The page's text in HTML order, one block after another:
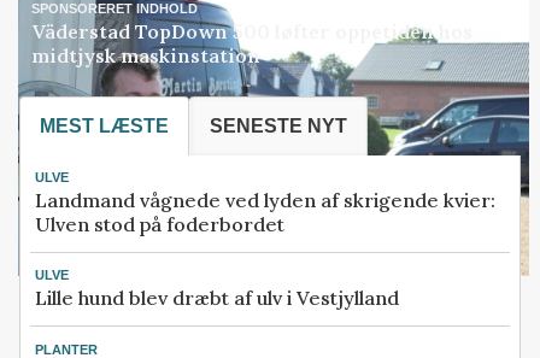
SPONSORERET INDHOLD
Väderstad TopDown 500 løfter oppetiden hos
midtjysk maskinstation
MEST LÆSTE SENESTE NYT
ULVE
Landmand vågnede ved lyden af skrigende kvier:
Ulven stod på foderbordet
ULVE
Lille hund blev dræbt af ulv i Vestjylland
PLANTER